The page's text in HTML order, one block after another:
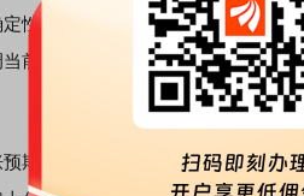
，目前美联储没有必要考虑任何
货币政策处于“良好状态”。他明确
稳定至关重要，短期通胀预期上